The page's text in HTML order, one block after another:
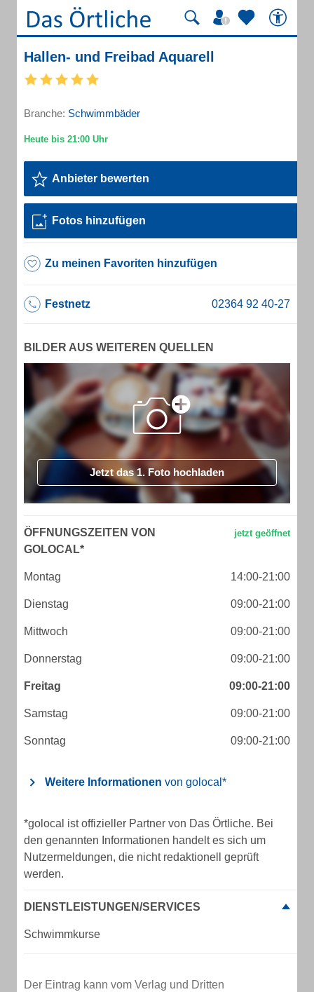
Hallen- und Freibad Aquarell
Branche: Schwimmbäder
Anbieter bewerten
Fotos hinzufügen
Zu meinen Favoriten hinzufügen
Festnetz
BILDER AUS WEITEREN QUELLEN
Jetzt das 1. Foto hochladen
ÖFFNUNGSZEITEN VON
GOLOCAL*
Montag 14:00-21:00
Dienstag 09:00-21:00
Mittwoch 09:00-21:00
Donnerstag 09:00-21:00
Freitag 09:00-21:00
Samstag 09:00-21:00
Sonntag 09:00-21:00
Weitere Informationen von golocal*
*golocal ist offizieller Partner von Das Örtliche. Bei
den genannten Informationen handelt es sich um
Nutzermeldungen, die nicht redaktionell geprüft
werden.
DIENSTLEISTUNGEN/SERVICES
Schwimmkurse
Der Eintrag kann vom Verlag und Dritten